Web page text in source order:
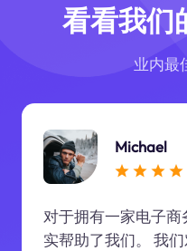
看看我们
业内最
Michael
对于拥有一家电子商
实帮助了我们。 我